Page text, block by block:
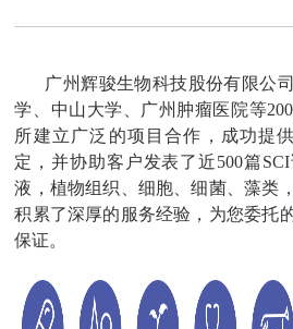
广州辉骏生物科技股份有限公司
学、中山大学、广州肿瘤医院等
所建立广泛的项目合作，成功提
定 ，并协助客户发表了近500篇
液，植物组织、细胞、细菌、藻类
积累了深厚的服务经验，为您委托
保证。